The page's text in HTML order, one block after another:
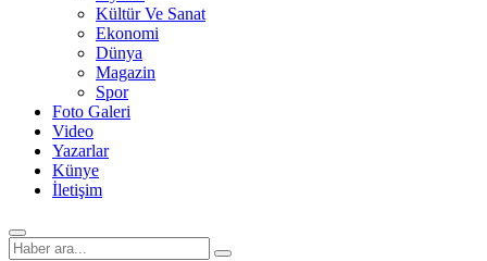
Kültür Ve Sanat
Ekonomi
Dünya
Magazin
Spor
Foto Galeri
Video
Yazarlar
Künye
İletişim